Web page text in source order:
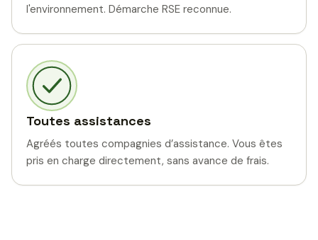
l'environnement. Démarche RSE reconnue.
Toutes assistances
Agréés toutes compagnies d’assistance. Vous êtes
pris en charge directement, sans avance de frais.